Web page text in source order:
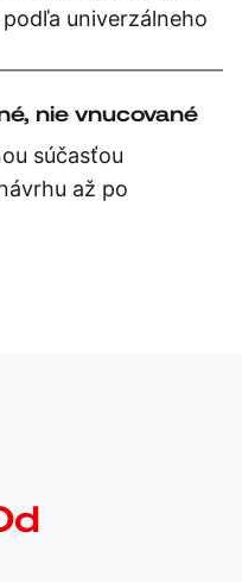
univerzálneho
nie vnucované
súčasťou
až po